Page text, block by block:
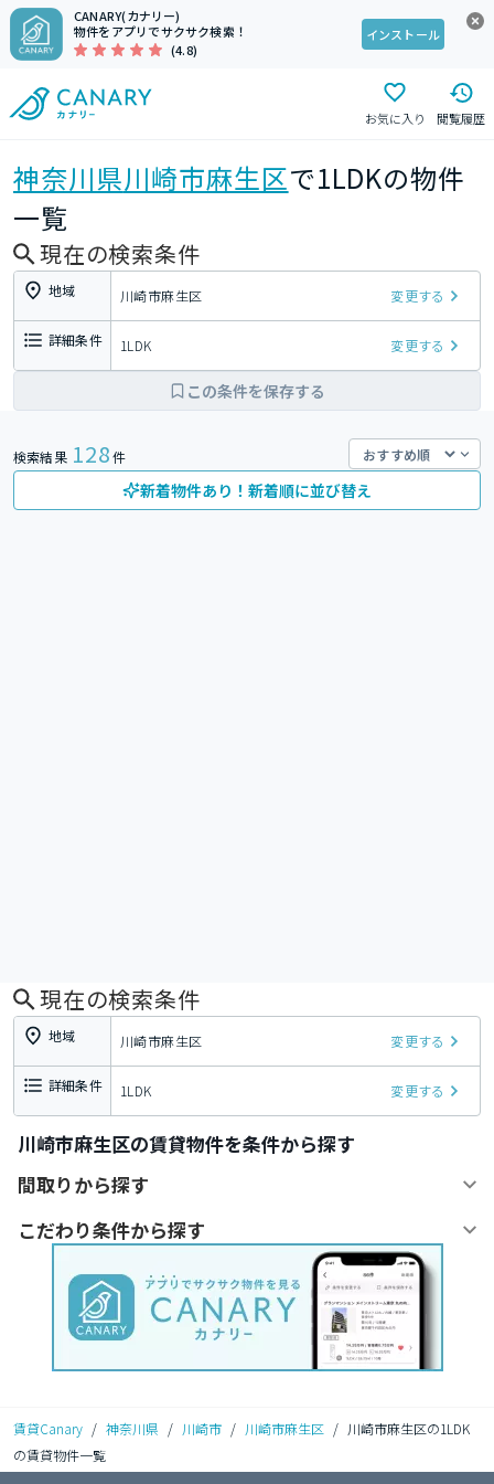
CANARY(カナリー)
物件をアプリでサクサク検索！
(4.8)
インストール
お気に入り 閲覧履歴
神奈川県川崎市麻生区で1LDKの物件
一覧
現在の検索条件
地域 川崎市麻生区 変更する
詳細条件 1LDK 変更する
この条件を保存する
検索結果 128件
新着物件あり！新着順に並び替え
現在の検索条件
地域 川崎市麻生区 変更する
詳細条件 1LDK 変更する
川崎市麻生区の賃貸物件を条件から探す
間取りから探す
こだわり条件から探す
賃貸Canary / 神奈川県 / 川崎市 / 川崎市麻生区 / 川崎市麻生区の1LDK
の賃貸物件一覧